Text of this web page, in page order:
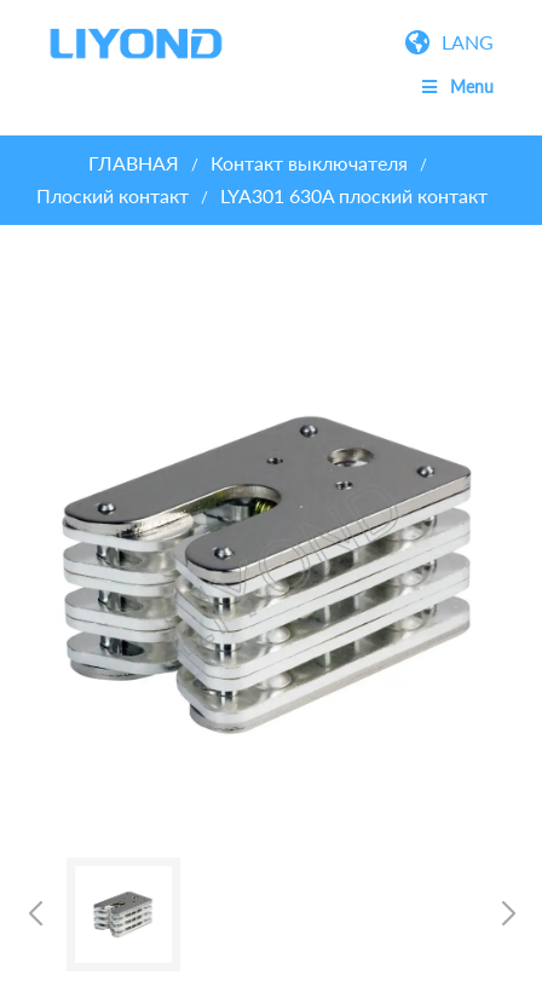
LANG
Menu
ГЛАВНАЯ / Контакт выключателя /
Плоский контакт / LYA301 630A плоский контакт